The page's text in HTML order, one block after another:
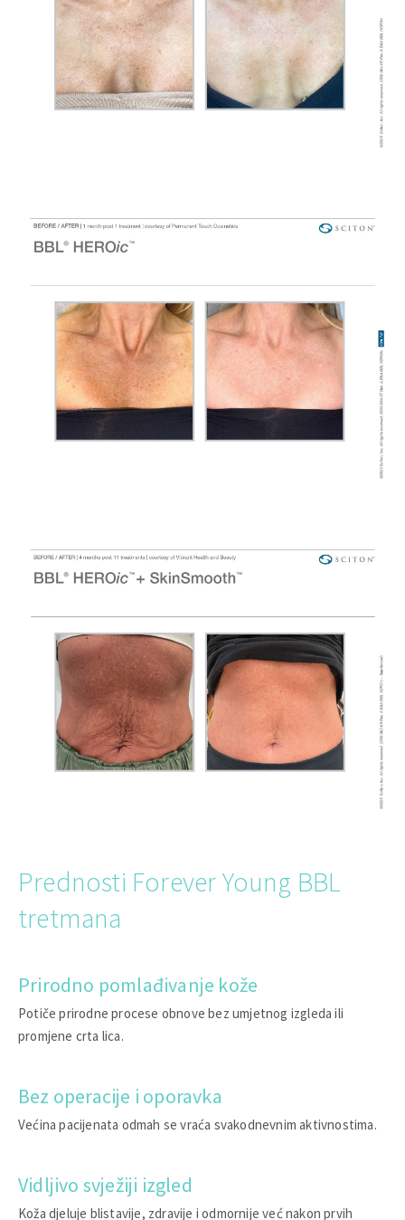
Prednosti Forever Young BBL
tretmana
Prirodno pomlađivanje kože
Potiče prirodne procese obnove bez umjetnog izgleda ili
promjene crta lica.
Bez operacije i oporavka
Većina pacijenata odmah se vraća svakodnevnim aktivnostima.
Vidljivo svježiji izgled
Koža djeluje blistavije, zdravije i odmornije već nakon prvih